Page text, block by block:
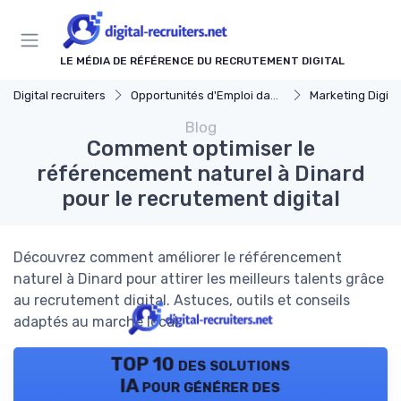
LE MÉDIA DE RÉFÉRENCE DU RECRUTEMENT DIGITAL
Digital recruiters Opportunités d'Emploi dans le Digital Marketing
Blog
Comment optimiser le
référencement naturel à Dinard
pour le recrutement digital
Découvrez comment améliorer le référencement
naturel à Dinard pour attirer les meilleurs talents grâce
au recrutement digital. Astuces, outils et conseils
adaptés au marché local.
TOP 10 des solutions
IA pour générer des
Panneau de gestion des cookies